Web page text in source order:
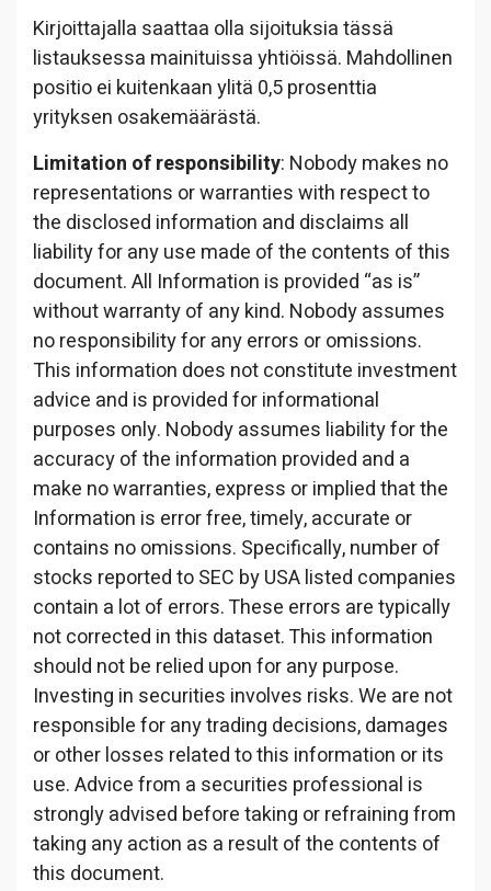
Kirjoittajalla saattaa olla sijoituksia tässä
listauksessa mainituissa yhtiöissä. Mahdollinen
positio ei kuitenkaan ylitä 0,5 prosenttia
yrityksen osakemäärästä.
Limitation of responsibility: Nobody makes no
representations or warranties with respect to
the disclosed information and disclaims all
liability for any use made of the contents of this
document. All Information is provided “as is”
without warranty of any kind. Nobody assumes
no responsibility for any errors or omissions.
This information does not constitute investment
advice and is provided for informational
purposes only. Nobody assumes liability for the
accuracy of the information provided and a
make no warranties, express or implied that the
Information is error free, timely, accurate or
contains no omissions. Specifically, number of
stocks reported to SEC by USA listed companies
contain a lot of errors. These errors are typically
not corrected in this dataset. This information
should not be relied upon for any purpose.
Investing in securities involves risks. We are not
responsible for any trading decisions, damages
or other losses related to this information or its
use. Advice from a securities professional is
strongly advised before taking or refraining from
taking any action as a result of the contents of
this document.